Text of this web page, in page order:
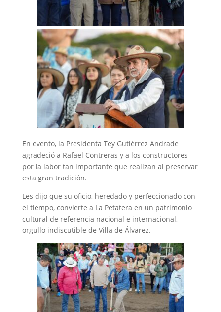
‎En evento, la Presidenta Tey Gutiérrez Andrade
agradeció a Rafael Contreras y a los constructores
por la labor tan importante que realizan al preservar
est‎a gran tradición.
‎Les dijo que su oficio, heredado y perfeccionado con
el tiempo, convierte a La Petatera en un patrimonio
cultural de referencia nacional e internacional,
orgullo indiscutible de Villa de Álvarez.